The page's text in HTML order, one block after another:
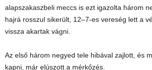
alapszakaszbeli meccs is ezt igazolta három
hajrá rosszul sikerült, 12–7-es vereség lett a
vissza akartak vágni.
Az első három negyed tele hibával zajlott, és
kapni, már elúszott a mérkőzés.